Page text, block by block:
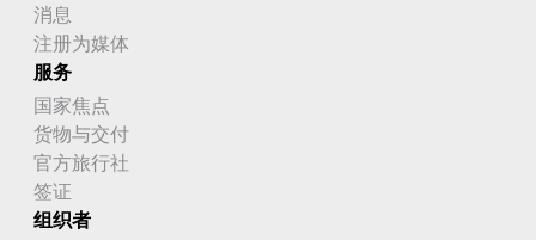
消息
注册为媒体
服务
国家焦点
货物与交付
官方旅行社
签证
组织者